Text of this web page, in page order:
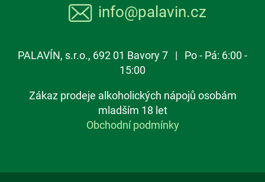
info@palavin.cz
PALAVÍN, s.r.o., 692 01 Bavory 7 | Po - Pá: 6:00 -
15:00
Zákaz prodeje alkoholických nápojů osobám
mladším 18 let
Obchodní podmínky